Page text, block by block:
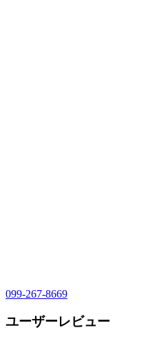
099-267-8669
ユーザーレビュー